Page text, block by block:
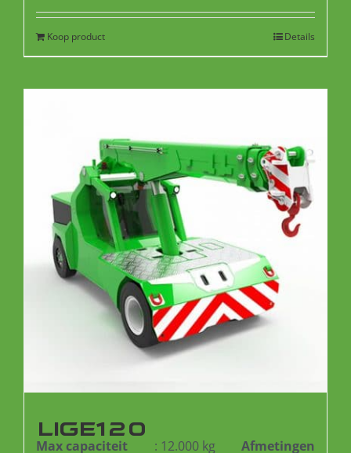
Koop product Details
LIGE120
Max capaciteit : 12.000 kg
Afmetingen